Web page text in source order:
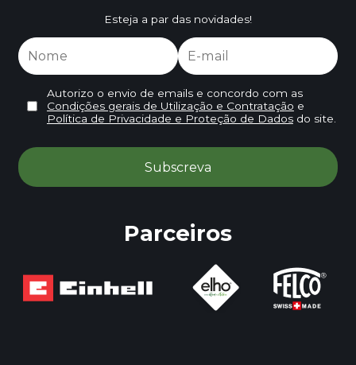
Esteja a par das novidades!
Autorizo o envio de emails e concordo com as
Condições gerais de Utilização e Contratação e
Política de Privacidade e Proteção de Dadosdo site.
Parceiros